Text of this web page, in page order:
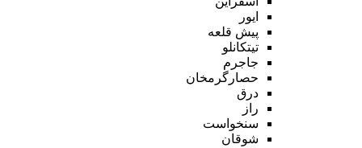
ایور
پیش قلعه
تیتکانلو
جاجرم
حصارگرمخان
درق
راز
سنخواست
شوقان